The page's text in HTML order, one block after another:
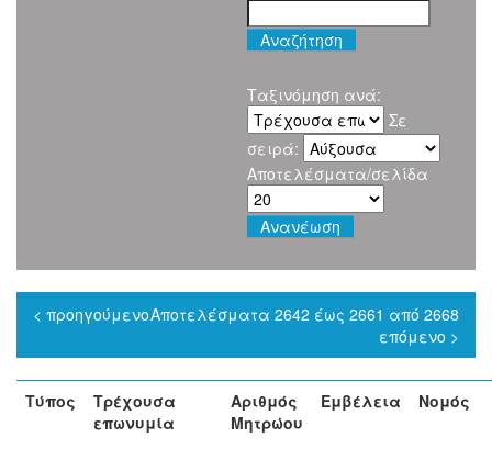
Ταξινόμηση ανά:
Σε
σειρά:
Αποτελέσματα/σελίδα
Αποτελέσματα 2642 έως 2661 από 2668
< προηγούμενο
επόμενο >
Τύπος
Τρέχουσα
επωνυμία
Αριθμός
Μητρώου
Εμβέλεια Νομός